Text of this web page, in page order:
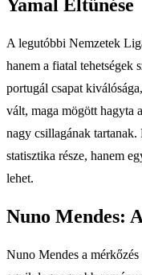
Yamal Eltűnése
A legutóbbi Nemzetek
hanem a fiatal tehetségek
portugál csapat
vált, maga mögött hagyta
nagy csillagának tartanak.
statisztika része, hanem
lehet.
Nuno Mendes:
Nuno Mendes a